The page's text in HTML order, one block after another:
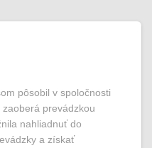
pôsobil v spoločnosti
prevádzkou
nahliadnuť do
a získať